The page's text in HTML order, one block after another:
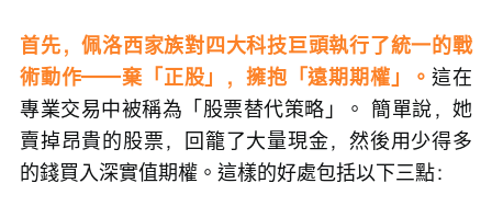
首先，佩洛西家族對四大科技巨頭執行了統一的戰
術動作——棄「正股」，擁抱「遠期期權」。這在
專業交易中被稱為「股票替代策略」。 簡單說，她
賣掉昂貴的股票，回籠了大量現金，然後用少得多
的錢買入深實值期權。這樣的好處包括以下三點：